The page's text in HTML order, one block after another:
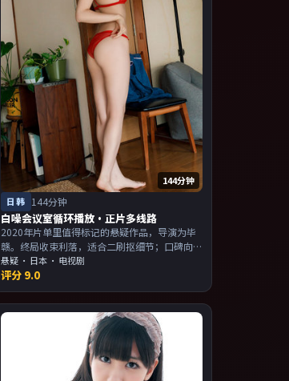
144分钟
日韩 144分钟
白噪会议室循环播放·正片多线路
2020年片单里值得标记的悬疑作品，导演为毕
赣。终局收束利落，适合二刷抠细节；口碑向
与娱乐性兼顾。主演以演技派为主，适合喜欢
强叙事与人物关系的观众加入片单。
悬疑 · 日本 · 电视剧
评分 9.0